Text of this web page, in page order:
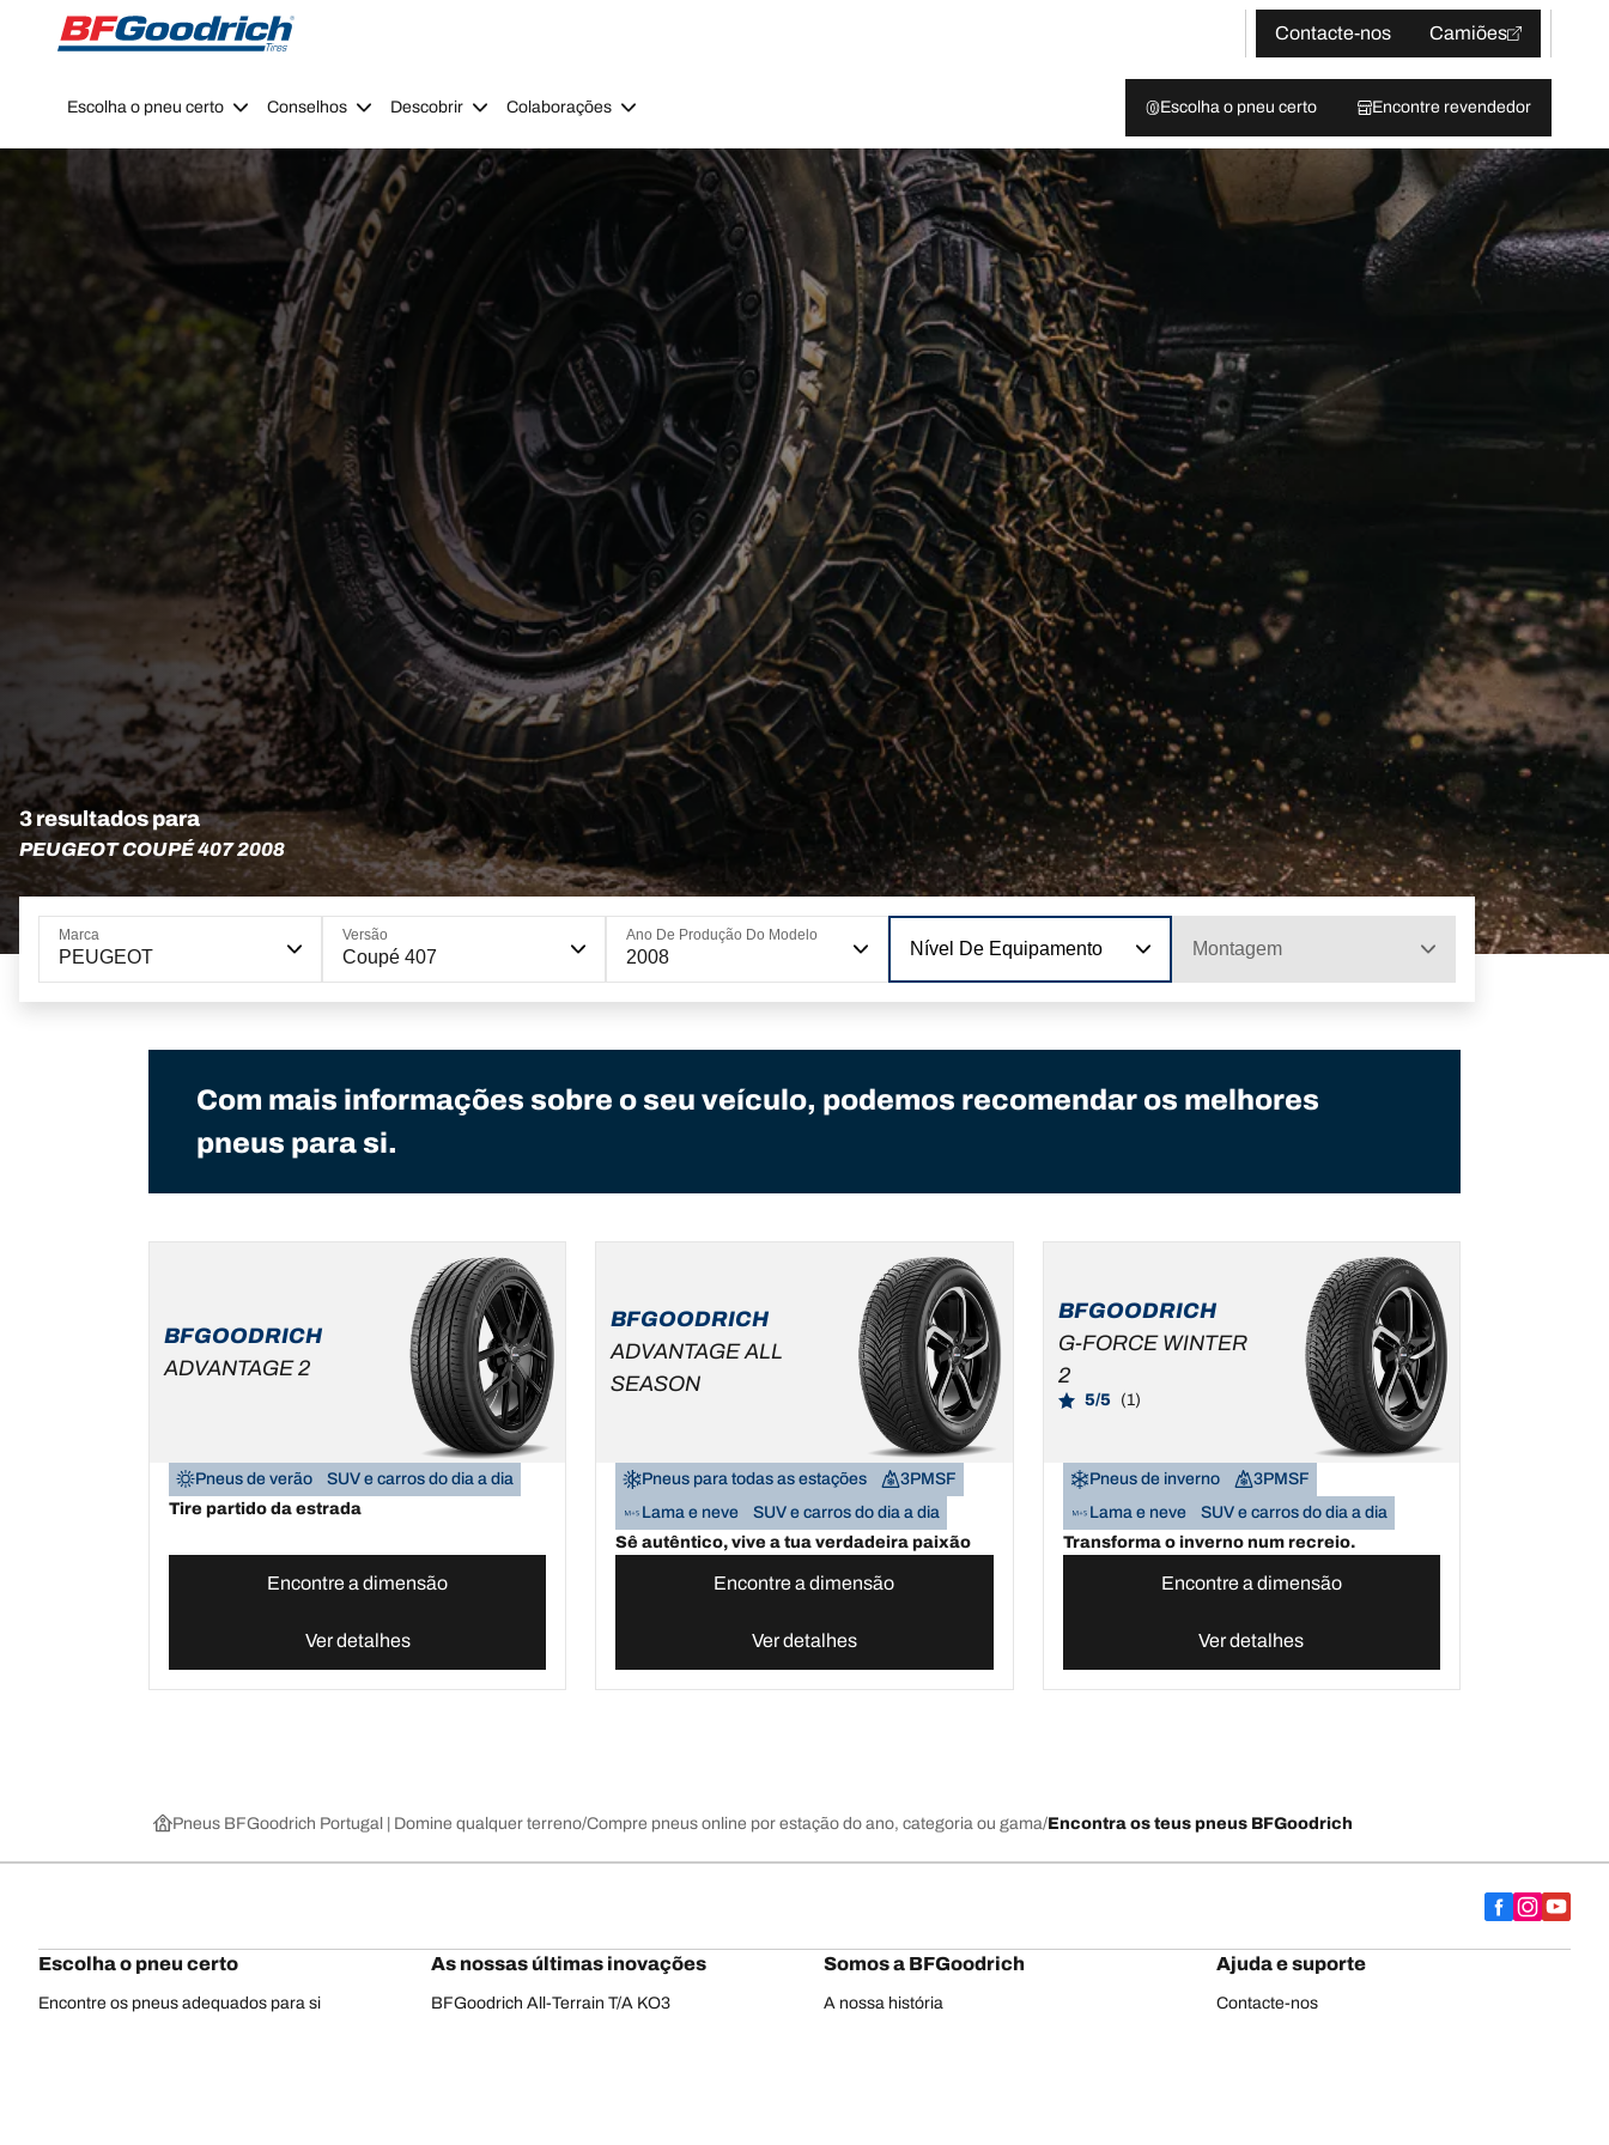
Go to page content
Go to page navigation
Contacte-nos
Camiões
Escolha o pneu certo Conselhos Descobrir Colaborações Escolha o pneu certo Encontre revendedor
3 resultados para
PEUGEOT COUPÉ 407 2008
Marca
PEUGEOT
Versão
Coupé 407
Ano De Produção Do Modelo
2008 Nível De Equipamento Montagem
Com mais informações sobre o seu veículo, podemos recomendar os melhores
pneus para si.
BFGOODRICH
ADVANTAGE 2
Pneus de verão
SUV e carros do dia a dia
Tire partido da estrada
Encontre a dimensão
Ver detalhes
BFGOODRICH
ADVANTAGE ALL
SEASON
Pneus para todas as estações
3PMSF
Lama e neve
SUV e carros do dia a dia
Sê autêntico, vive a tua verdadeira paixão
Encontre a dimensão
Ver detalhes
BFGOODRICH
G-FORCE WINTER
2
5/5 (1)
Pneus de inverno
3PMSF
Lama e neve
SUV e carros do dia a dia
Transforma o inverno num recreio.
Encontre a dimensão
Ver detalhes
Pneus BFGoodrich Portugal | Domine qualquer terreno Compre pneus online por estação do ano, categoria ou gama Encontra os teus pneus BFGoodrich
Escolha o pneu certo
Encontre os pneus adequados para si
As nossas últimas inovações
BFGoodrich All-Terrain T/A KO3
Somos a BFGoodrich
A nossa história
Ajuda e suporte
Contacte-nos